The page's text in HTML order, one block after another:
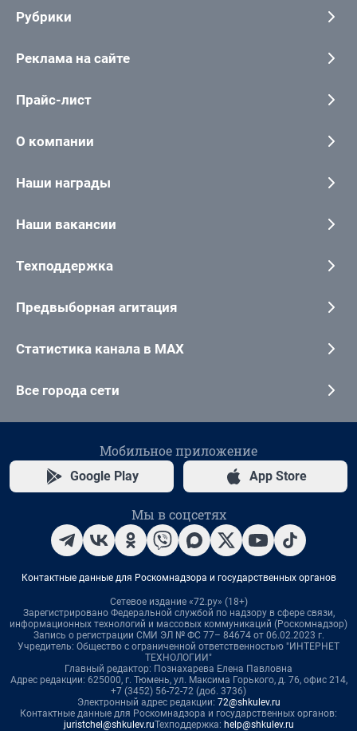
Рубрики
Реклама на сайте
Прайс-лист
О компании
Наши награды
Наши вакансии
Техподдержка
Предвыборная агитация
Статистика канала в MAX
Все города сети
Мобильное приложение
Google Play App Store
Мы в соцсетях
Контактные данные для Роскомнадзора и государственных органов
Сетевое издание «72.ру» (18+)
Зарегистрировано Федеральной службой по надзору в сфере связи,
информационных технологий и массовых коммуникаций (Роскомнадзор)
Запись о регистрации СМИ ЭЛ № ФС 77– 84674 от 06.02.2023 г.
Учредитель: Общество с ограниченной ответственностью "ИНТЕРНЕТ
ТЕХНОЛОГИИ"
Главный редактор: Познахарева Елена Павловна
Адрес редакции: 625000, г. Тюмень, ул. Максима Горького, д. 76, офис 214,
+7 (3452) 56-72-72 (доб. 3736)
Электронный адрес редакции: 72@shkulev.ru
Контактные данные для Роскомнадзора и государственных органов:
juristchel@shkulev.ruТехподдержка: help@shkulev.ru